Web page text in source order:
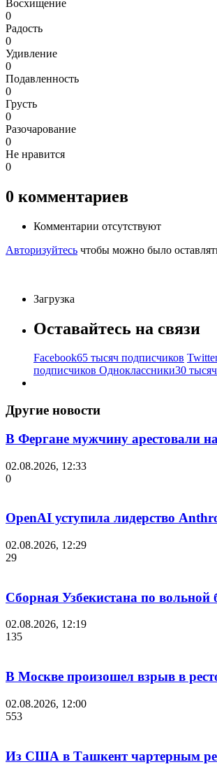
Восхищение
0
Радость
0
Удивление
0
Подавленность
0
Грусть
0
Разочарование
0
Не нравится
0
0 комментариев
Комментарии отсутствуют
Авторизуйтесь чтобы можно было
Загрузка
Оставайтесь на связи
Facebook65 тысяч подписчиков
подписчиков Одноклассники30
Другие новости
В Фергане мужчину арестовали
02.08.2026, 12:33
0
OpenAI уступила лидерство
02.08.2026, 12:29
29
Сборная Узбекистана по
02.08.2026, 12:19
135
В Москве произошел взрыв в
02.08.2026, 12:00
553
Из США в Ташкент чартерным